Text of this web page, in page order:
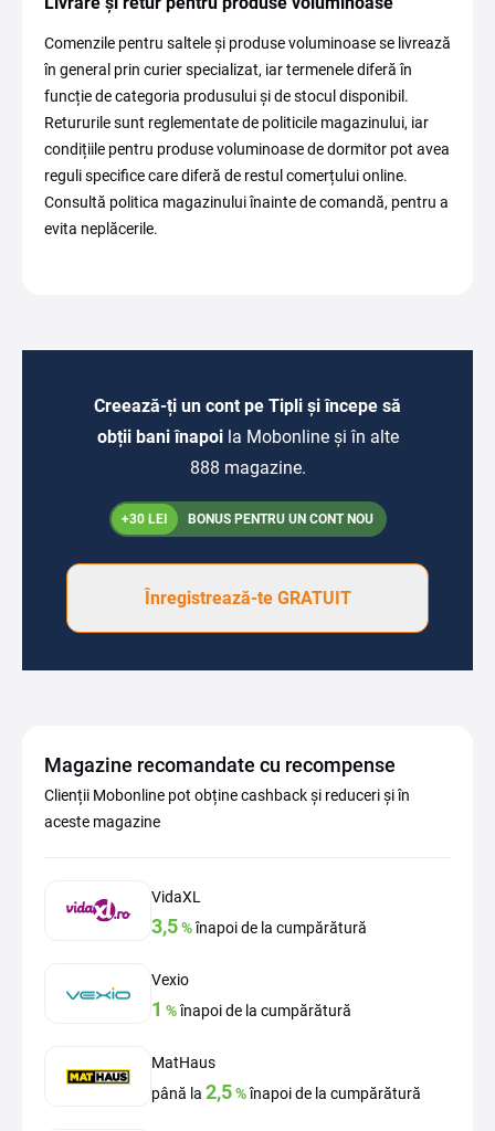
Comenzile pentru saltele și produse voluminoase se livrează
în general prin curier specializat, iar termenele diferă în
funcție de categoria produsului și de stocul disponibil.
Retururile sunt reglementate de politicile magazinului, iar
condițiile pentru produse voluminoase de dormitor pot avea
reguli specifice care diferă de restul comerțului online.
Consultă politica magazinului înainte de comandă, pentru a
evita neplăcerile.
Creează-ți un cont pe Tipli și începe să
obții bani înapoi la Mobonline și în alte
888 magazine.
+30 LEI BONUS PENTRU UN CONT NOU
Înregistrează-te GRATUIT
Magazine recomandate cu recompense
Clienții Mobonline pot obține cashback și reduceri și în
aceste magazine
VidaXL
3,5%înapoi de la cumpărătură
Vexio
1 %înapoi de la cumpărătură
MatHaus
până la 2,5%înapoi de la cumpărătură